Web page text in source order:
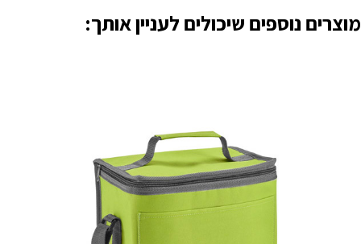
מוצרים נוספים שיכולים לעניין אותך: